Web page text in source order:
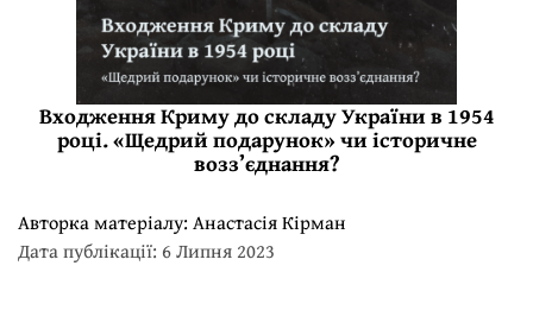
Входження Криму до складу України в 1954
році. «Щедрий подарунок» чи історичне
возз’єднання?
Авторка матеріалу: Анастасія Кірман
Дата публікації: 6 Липня 2023